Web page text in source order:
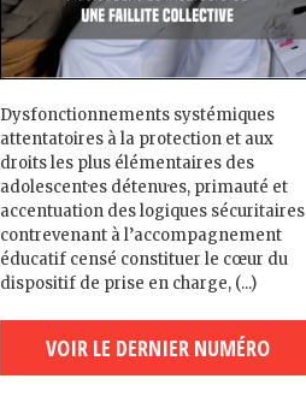
Dysfonctionnements systémiques
attentatoires à la protection et aux
droits les plus élémentaires des
adolescent·es détenu·es, primauté et
accentuation des logiques sécuritaires
contrevenant à l’accompagnement
éducatif censé constituer le cœur du
dispositif de prise en charge, (...)
VOIR LE DERNIER NUMÉRO